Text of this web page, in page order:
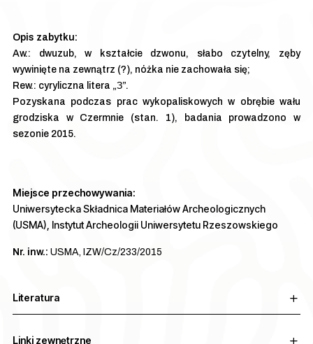
Aw.: dwuzub, w kształcie dzwonu, słabo czytelny, zęby
wywinięte na zewnątrz (?), nóżka nie zachowała się;
Rew.: cyryliczna litera „З”.
Pozyskana podczas prac wykopaliskowych w obrębie wału
grodziska w Czermnie (stan. 1), badania prowadzono w
sezonie 2015.
Miejsce przechowywania:
Uniwersytecka Składnica Materiałów Archeologicznych
(USMA), Instytut Archeologii Uniwersytetu Rzeszowskiego
Nr. inw.: USMA, IZW/Cz/233/2015
Literatura
Linki zewnętrzne